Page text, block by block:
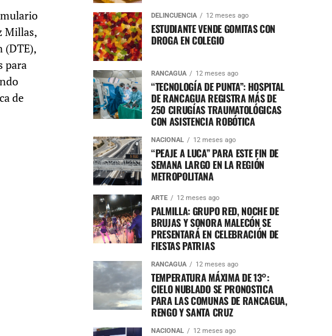
Millas,
(DTE),
para
de
DELINCUENCIA 12 meses ago
ESTUDIANTE VENDE GOMITAS CON
DROGA EN COLEGIO
RANCAGUA 12 meses ago
“TECNOLOGÍA DE PUNTA”: HOSPITAL
DE RANCAGUA REGISTRA MÁS DE
250 CIRUGÍAS TRAUMATOLÓGICAS
CON ASISTENCIA ROBÓTICA
NACIONAL 12 meses ago
“PEAJE A LUCA” PARA ESTE FIN DE
SEMANA LARGO EN LA REGIÓN
METROPOLITANA
ARTE 12 meses ago
PALMILLA: GRUPO RED, NOCHE DE
BRUJAS Y SONORA MALECÓN SE
PRESENTARÁ EN CELEBRACIÓN DE
FIESTAS PATRIAS
RANCAGUA 12 meses ago
TEMPERATURA MÁXIMA DE 13°:
CIELO NUBLADO SE PRONOSTICA
PARA LAS COMUNAS DE RANCAGUA,
RENGO Y SANTA CRUZ
NACIONAL 12 meses ago